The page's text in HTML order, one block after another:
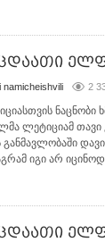
namicheishvili 2
ნაცნობი
ლეტიციამ თავი
განმავლობაში
იგი არ